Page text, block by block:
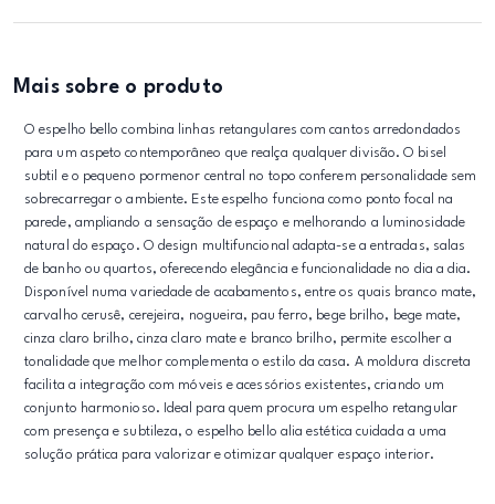
Mais sobre o produto
O espelho bello combina linhas retangulares com cantos arredondados
para um aspeto contemporâneo que realça qualquer divisão. O bisel
subtil e o pequeno pormenor central no topo conferem personalidade sem
sobrecarregar o ambiente. Este espelho funciona como ponto focal na
parede, ampliando a sensação de espaço e melhorando a luminosidade
natural do espaço. O design multifuncional adapta-se a entradas, salas
de banho ou quartos, oferecendo elegância e funcionalidade no dia a dia.
Disponível numa variedade de acabamentos, entre os quais branco mate,
carvalho cerusê, cerejeira, nogueira, pau ferro, bege brilho, bege mate,
cinza claro brilho, cinza claro mate e branco brilho, permite escolher a
tonalidade que melhor complementa o estilo da casa. A moldura discreta
facilita a integração com móveis e acessórios existentes, criando um
conjunto harmonioso. Ideal para quem procura um espelho retangular
com presença e subtileza, o espelho bello alia estética cuidada a uma
solução prática para valorizar e otimizar qualquer espaço interior.